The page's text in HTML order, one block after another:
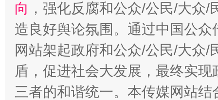
向 ，强化反腐和公众/公民/大众
造良好舆论氛围。通过中国公
网站架起政府和公众/公民/大众
盾，促进社会大发展，最终实
三者的和谐统一。本传媒网站